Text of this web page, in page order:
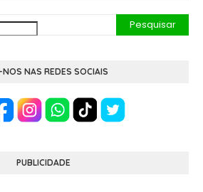
NAS REDES SOCIAIS
PUBLICIDADE